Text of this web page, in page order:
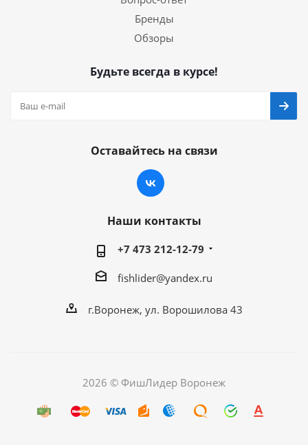
Бренды
Обзоры
Будьте всегда в курсе!
Оставайтесь на связи
Наши контакты
+7 473 212-12-79
fishlider@yandex.ru
г.Воронеж, ул. Ворошилова 43
2026 © ФишЛидер Воронеж